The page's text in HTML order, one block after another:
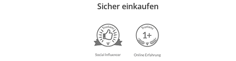
Sicher einkaufen